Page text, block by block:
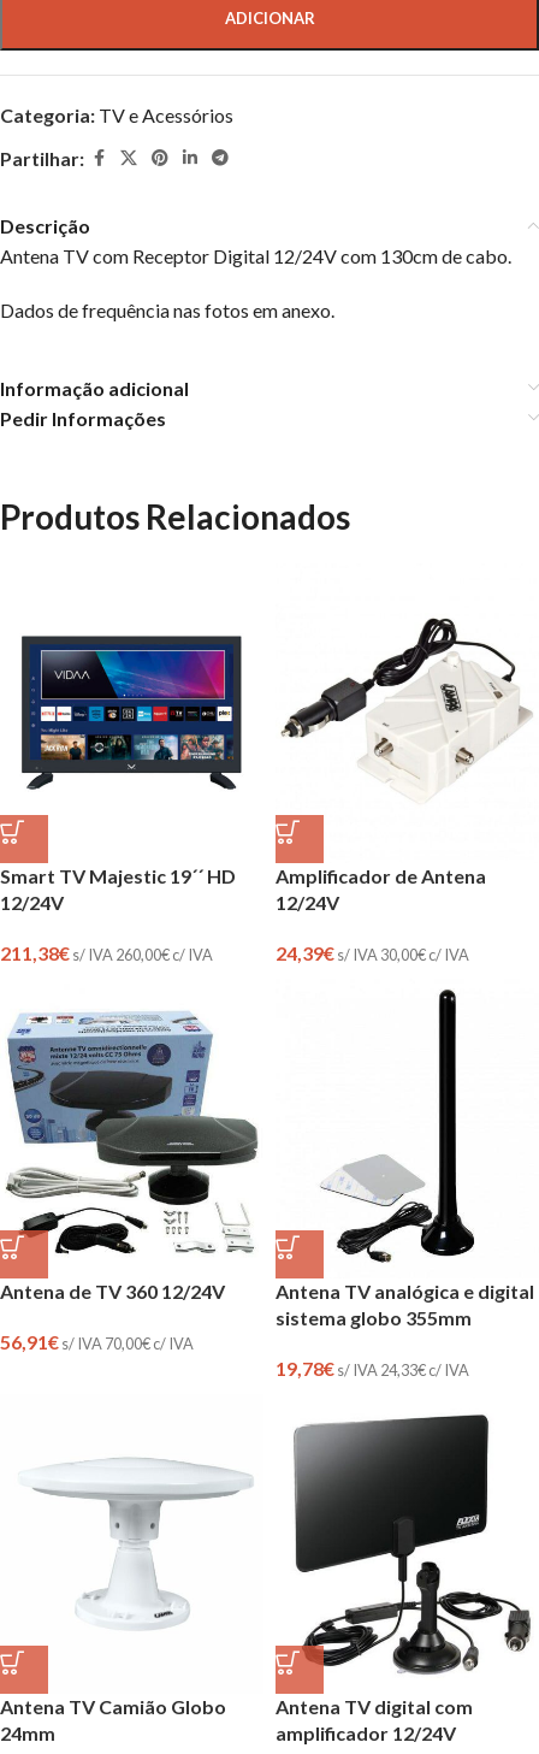
ADICIONAR
Categoria: TV e Acessórios
Partilhar:
Descrição
Antena TV com Receptor Digital 12/24V com 130cm de cabo.
Dados de frequência nas fotos em anexo.
Informação adicional
Pedir Informações
Produtos Relacionados
Smart TV Majestic 19´´ HD
12/24V
211,38€s/ IVA 260,00€c/ IVA
Amplificador de Antena
12/24V
24,39€s/ IVA 30,00€c/ IVA
Antena de TV 360 12/24V
56,91€s/ IVA 70,00€c/ IVA
Antena TV analógica e digital
sistema globo 355mm
19,78€s/ IVA 24,33€c/ IVA
Antena TV Camião Globo
24mm
Antena TV digital com
amplificador 12/24V